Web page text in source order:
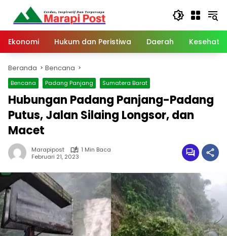
Langsung
konten
Ekonomi
Hukum dan Peristiwa Daerah
Beranda Bencana
Bencana Padang Panjang Sumatera Barat
Hubungan Padang Panjang-Padang
Putus, Jalan Silaing Longsor, dan
Macet
Marapipost
1 Min Baca
Februari 21, 2023